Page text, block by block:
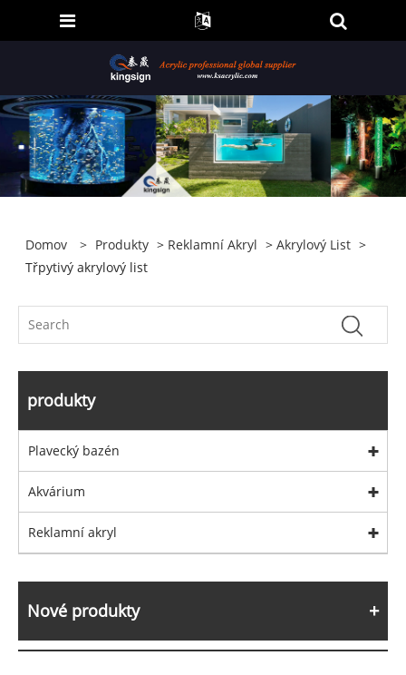
Domov > Produkty > Reklamní Akryl >Akrylový List >
Třpytivý akrylový list
produkty
Plavecký bazén
Akvárium
Reklamní akryl
Nové produkty